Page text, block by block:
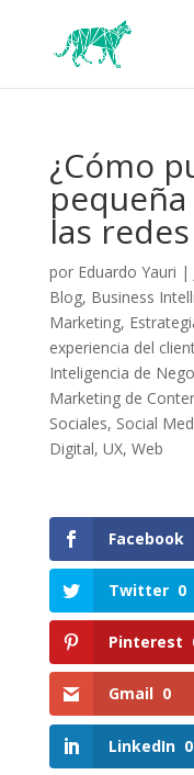
¿Cómo
las
por Eduardo Yauri |
Blog, Business
Marketing,
experiencia del
Inteligencia de
Marketing de
Sociales, Social
Digital, UX, Web
Facebook
Twitter 0
Pinterest
Gmail 0
LinkedIn 0